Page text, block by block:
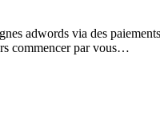
adwords via des
commencer par vous…